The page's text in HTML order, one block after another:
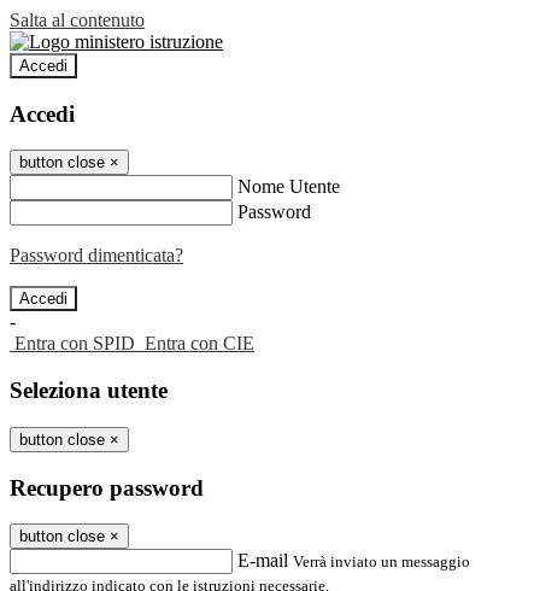
Salta al contenuto
Accedi
Accedi
button close ×
Nome Utente
Password
Password dimenticata?
-
Entra con SPID Entra con CIE
Seleziona utente
button close ×
Recupero password
button close ×
E-mail Verrà inviato un messaggio
all'indirizzo indicato con le istruzioni necessarie.